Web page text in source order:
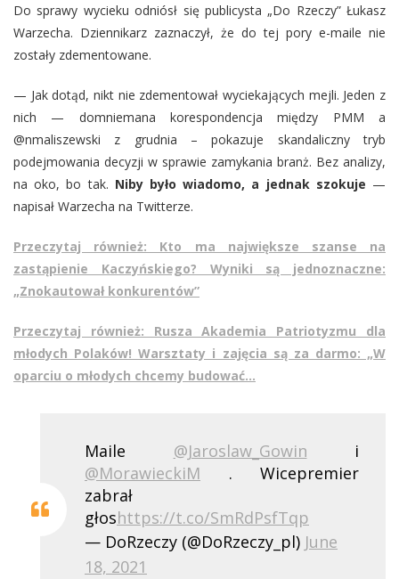
Do sprawy wycieku odniósł się publicysta „Do Rzeczy” Łukasz
Warzecha. Dziennikarz zaznaczył, że do tej pory e-maile nie
zostały zdementowane.
— Jak dotąd, nikt nie zdementował wyciekających mejli. Jeden z
nich — domniemana korespondencja między PMM a
@nmaliszewski z grudnia – pokazuje skandaliczny tryb
podejmowania decyzji w sprawie zamykania branż. Bez analizy,
na oko, bo tak. Niby było wiadomo, a jednak szokuje —
napisał Warzecha na Twitterze.
Przeczytaj również: Kto ma największe szanse na
zastąpienie Kaczyńskiego? Wyniki są jednoznaczne:
„Znokautował konkurentów”
Przeczytaj również: Rusza Akademia Patriotyzmu dla
młodych Polaków! Warsztaty i zajęcia są za darmo: „W
oparciu o młodych chcemy budować…
Maile @Jaroslaw_Gowin i
@MorawieckiM . Wicepremier
zabrał
głoshttps://t.co/SmRdPsfTqp
— DoRzeczy (@DoRzeczy_pl) June
18, 2021